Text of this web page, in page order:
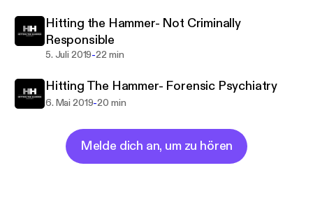
Hitting the Hammer- Not Criminally
Responsible
5. Juli 2019-22 min
Hitting The Hammer- Forensic Psychiatry
6. Mai 2019-20 min
Melde dich an, um zu hören